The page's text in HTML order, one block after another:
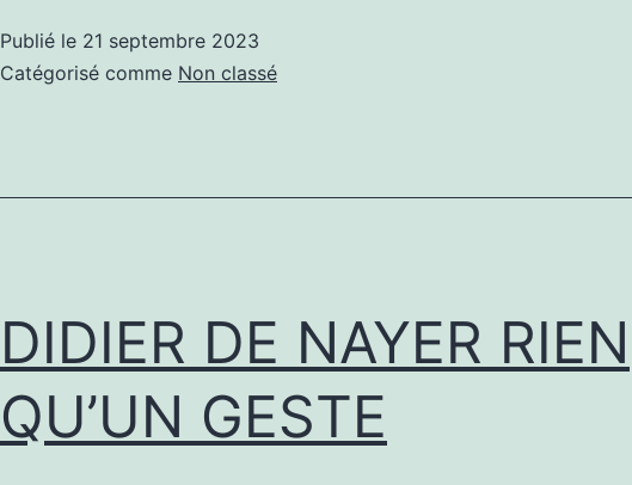
Publié le 21 septembre 2023
Catégorisé comme Non classé
DIDIER DE NAYER RIEN
QU’UN GESTE